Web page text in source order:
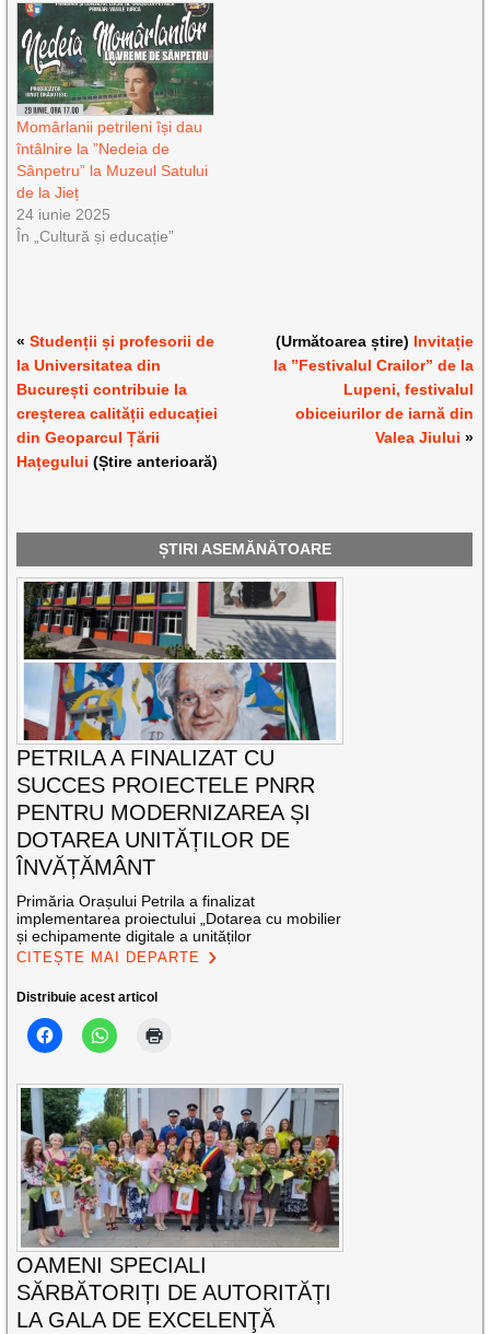
Momârlanii petrileni își dau
întâlnire la ”Nedeia de
Sânpetru” la Muzeul Satului
de la Jieț
24 iunie 2025
În „Cultură și educație”
«Studenții și profesorii de
la Universitatea din
București contribuie la
creșterea calității educației
din Geoparcul Țării
Hațegului (Știre anterioară)
(Următoarea știre) Invitație
la ”Festivalul Crailor” de la
Lupeni, festivalul
obiceiurilor de iarnă din
Valea Jiului »
ȘTIRI ASEMĂNĂTOARE
PETRILA A FINALIZAT CU
SUCCES PROIECTELE PNRR
PENTRU MODERNIZAREA ȘI
DOTAREA UNITĂȚILOR DE
ÎNVĂȚĂMÂNT
Primăria Orașului Petrila a finalizat
implementarea proiectului „Dotarea cu mobilier
și echipamente digitale a unităților
CITEȘTE MAI DEPARTE
Distribuie acest articol
OAMENI SPECIALI
SĂRBĂTORIȚI DE AUTORITĂȚI
LA GALA DE EXCELENŢĂ